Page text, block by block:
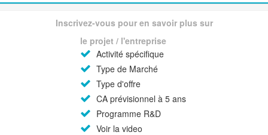
Inscrivez-vous pour en savoir plus sur
le projet / l'entreprise
Activité spécifique
Type de Marché
Type d'offre
CA prévisionnel à 5 ans
Programme R&D
Voir la video